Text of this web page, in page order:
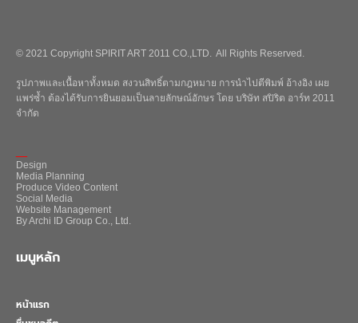
© 2021 Copyright SPIRIT ART 2011 CO.,LTD. All Rights Reserved.
รูปภาพและเนื้อหาทั้งหมด สงวนสิทธิ์ตามกฎหมาย การนำไปตีพิมพ์ อ้างอิง เผย
แพร่ซ้ำ ต้องได้รับการยินยอมเป็นลายลักษณ์อักษร โดย บริษัท สปิริต อาร์ท 2011
จำกัด
Design
Media Planning
Produce Video Content
Social Media
Website Management
By Archi ID Group Co., Ltd.
เมนูหลัก
หน้าแรก